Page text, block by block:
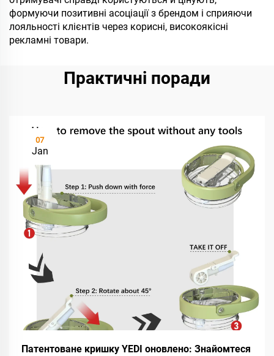
формуючи позитивні асоціації з брендом і сприяючи
лояльності клієнтів через корисні, високоякісні
рекламні товари.
Практичні поради
07
Jan
Патентоване кришку YEDI оновлено: Знайомтеся